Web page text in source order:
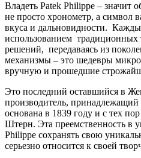
Владеть Patek Philippe – значит
не просто хронометр, а символ
вкуса и дальновидности.
использованием
решений, передаваясь из
механизмы – это шедевры
вручную и прошедшие
Это последний оставшийся в
производитель, принадлежащий
основана в 1839 году и с тех
Штерн. Эта преемственность в
Philippe сохранять свою
серьезно относится к своей